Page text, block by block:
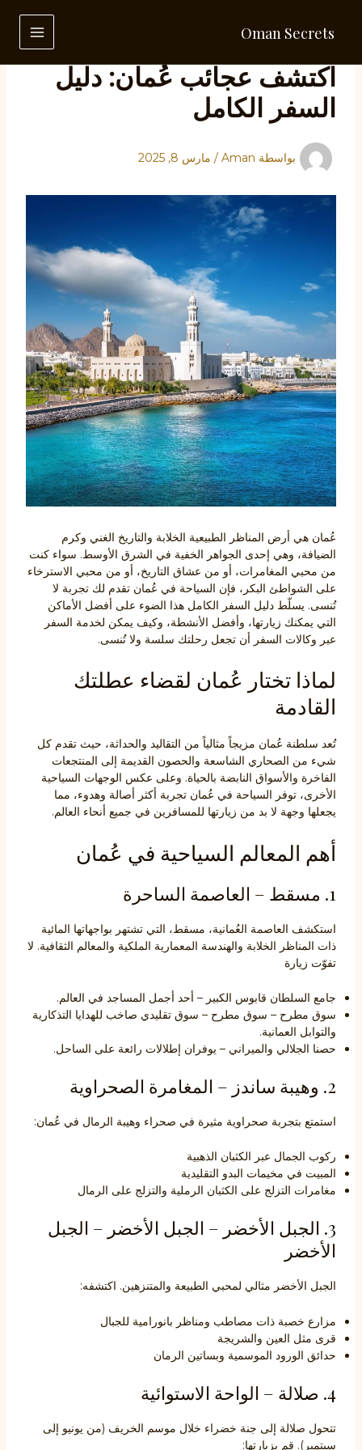
المحتوىOman Secrets
اكتشف عجائب عُمان: دليل
السفر الكامل
بواسطة Aman
/ مارس 8, 2025
عُمان هي أرض المناظر الطبيعية الخلابة والتاريخ الغني وكرم
الضيافة، وهي إحدى الجواهر الخفية في الشرق الأوسط. سواء كنت
من محبي المغامرات، أو من عشاق التاريخ، أو من محبي الاسترخاء
على الشواطئ البكر، فإن السياحة في عُمان تقدم لك تجربة لا
تُنسى. يسلّط دليل السفر الكامل هذا الضوء على أفضل الأماكن
التي يمكنك زيارتها، وأفضل الأنشطة، وكيف يمكن لخدمة السفر
عبر وكالات السفر أن تجعل رحلتك سلسة ولا تُنسى.
لماذا تختار عُمان لقضاء عطلتك
القادمة
تُعد سلطنة عُمان مزيجاً مثالياً من التقاليد والحداثة، حيث تقدم كل
شيء من الصحاري الشاسعة والحصون القديمة إلى المنتجعات
الفاخرة والأسواق النابضة بالحياة. وعلى عكس الوجهات السياحية
الأخرى، توفر السياحة في عُمان تجربة أكثر أصالة وهدوء، مما
يجعلها وجهة لا بد من زيارتها للمسافرين في جميع أنحاء العالم.
أهم المعالم السياحية في عُمان
1. مسقط – العاصمة الساحرة
استكشف العاصمة العُمانية، مسقط، التي تشتهر بواجهاتها المائية
ذات المناظر الخلابة والهندسة المعمارية الملكية والمعالم الثقافية. لا
تفوّت زيارة
جامع السلطان قابوس الكبير – أحد أجمل المساجد في العالم.
سوق مطرح – سوق مطرح – سوق تقليدي صاخب للهدايا التذكارية
والتوابل العمانية.
حصنا الجلالي والميراني – يوفران إطلالات رائعة على الساحل.
2. وهيبة ساندز – المغامرة الصحراوية
استمتع بتجربة صحراوية مثيرة في صحراء وهيبة الرمال في عُمان:
ركوب الجمال عبر الكثبان الذهبية
المبيت في مخيمات البدو التقليدية
مغامرات التزلج على الكثبان الرملية والتزلج على الرمال
3. الجبل الأخضر – الجبل الأخضر – الجبل
الأخضر
الجبل الأخضر مثالي لمحبي الطبيعة والمتنزهين. اكتشفه:
مزارع خصبة ذات مصاطب ومناظر بانورامية للجبال
قرى مثل العين والشريجة
حدائق الورود الموسمية وبساتين الرمان
4. صلالة – الواحة الاستوائية
تتحول صلالة إلى جنة خضراء خلال موسم الخريف (من يونيو إلى
سبتمبر). قم بزيارتها: